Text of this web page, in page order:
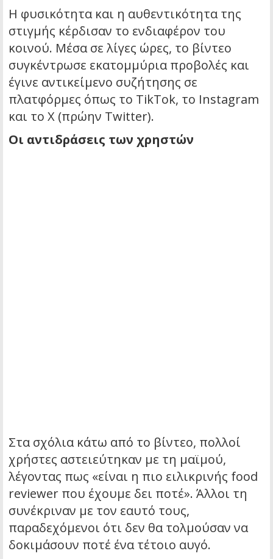
Η φυσικότητα και η αυθεντικότητα της
στιγμής κέρδισαν το ενδιαφέρον του
κοινού. Μέσα σε λίγες ώρες, το βίντεο
συγκέντρωσε εκατομμύρια προβολές και
έγινε αντικείμενο συζήτησης σε
πλατφόρμες όπως το TikTok, το Instagram
και το X (πρώην Twitter).
Οι αντιδράσεις των χρηστών
Στα σχόλια κάτω από το βίντεο, πολλοί
χρήστες αστειεύτηκαν με τη μαϊμού,
λέγοντας πως «είναι η πιο ειλικρινής food
reviewer που έχουμε δει ποτέ». Άλλοι τη
συνέκριναν με τον εαυτό τους,
παραδεχόμενοι ότι δεν θα τολμούσαν να
δοκιμάσουν ποτέ ένα τέτοιο αυγό.